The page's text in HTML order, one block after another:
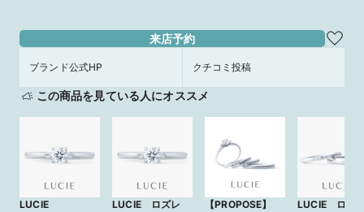
来店予約
ブランド公式HP クチコミ投稿
この商品を見ている人にオススメ
LUCIE
LUCIE ロズレ
【PROPOSE】
LUCIE ロズ